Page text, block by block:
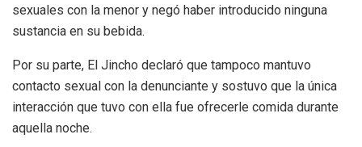
sexuales con la menor y negó haber introducido ninguna
sustancia en su bebida.
Por su parte, El Jincho declaró que tampoco mantuvo
contacto sexual con la denunciante y sostuvo que la única
interacción que tuvo con ella fue ofrecerle comida durante
aquella noche.